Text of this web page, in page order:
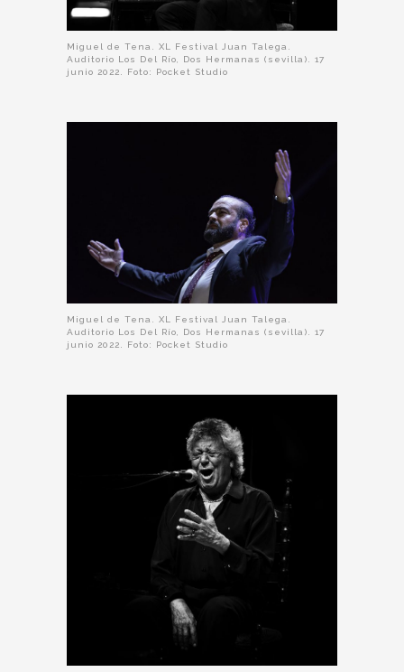
Miguel de Tena. XL Festival Juan Talega.
Auditorio Los Del Río, Dos Hermanas (sevilla). 17
junio 2022. Foto: Pocket Studio
Miguel de Tena. XL Festival Juan Talega.
Auditorio Los Del Río, Dos Hermanas (sevilla). 17
junio 2022. Foto: Pocket Studio